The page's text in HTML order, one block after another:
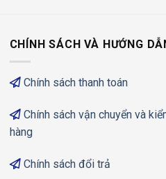
CHÍNH SÁCH VÀ HƯỚNG
Chính sách thanh toán
Chính sách vận chuyển và
hàng
Chính sách đổi trả